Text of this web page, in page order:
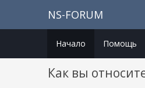
NS-FORUM
Начало Помощь
Как вы